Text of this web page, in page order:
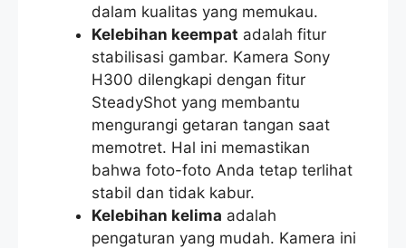
dalam kualitas yang memukau.
Kelebihan keempat adalah fitur
stabilisasi gambar. Kamera Sony
H300 dilengkapi dengan fitur
SteadyShot yang membantu
mengurangi getaran tangan saat
memotret. Hal ini memastikan
bahwa foto-foto Anda tetap terlihat
stabil dan tidak kabur.
Kelebihan kelima adalah
pengaturan yang mudah. Kamera ini